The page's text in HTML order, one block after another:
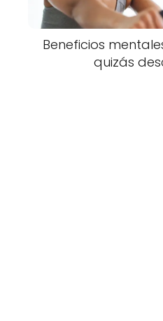
Beneficios
quizás